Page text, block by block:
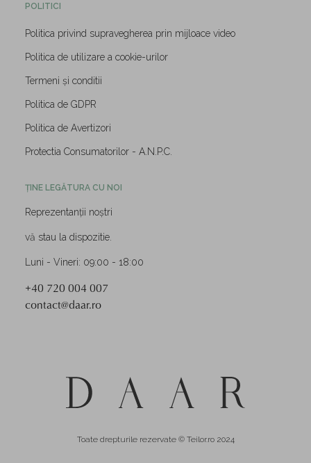
POLITICI
Politica privind supravegherea prin mijloace video
Politica de utilizare a cookie-urilor
Termeni și conditii
Politica de GDPR
Politica de Avertizori
Protectia Consumatorilor - A.N.P.C.
ȚINE LEGĂTURA CU NOI
Reprezentanții noștri
vă stau la dispozitie.
Luni - Vineri: 09:00 - 18:00
+40 720 004 007
contact@daar.ro
Toate drepturile rezervate © Teilor.ro 2024